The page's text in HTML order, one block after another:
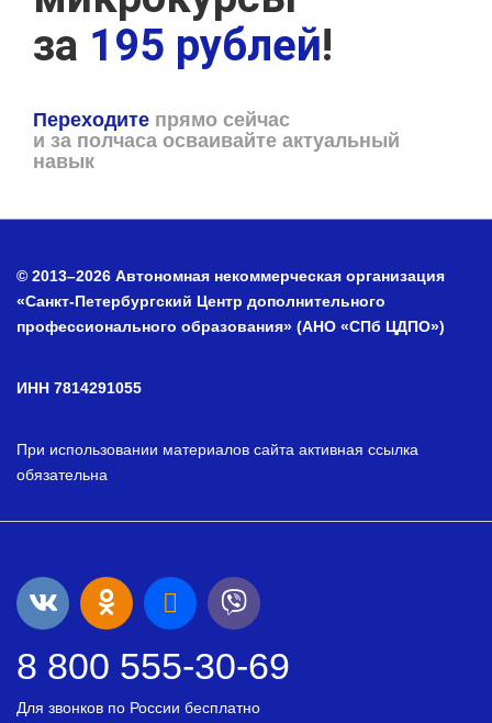
за 195 рублей!
Переходите прямо сейчас
и за полчаса осваивайте актуальный
навык
© 2013–2026 Автономная некоммерческая организация
«Санкт-Петербургский Центр дополнительного
профессионального образования» (АНО «СПб ЦДПО»)
ИНН 7814291055
При использовании материалов сайта активная ссылка
обязательна
8 800 555-30-69
Для звонков по России бесплатно